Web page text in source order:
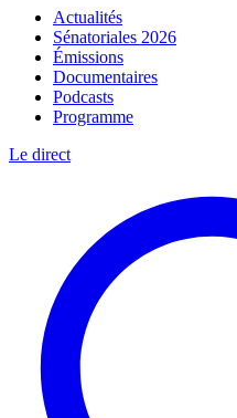
Actualités
Sénatoriales 2026
Émissions
Documentaires
Podcasts
Programme
Le direct